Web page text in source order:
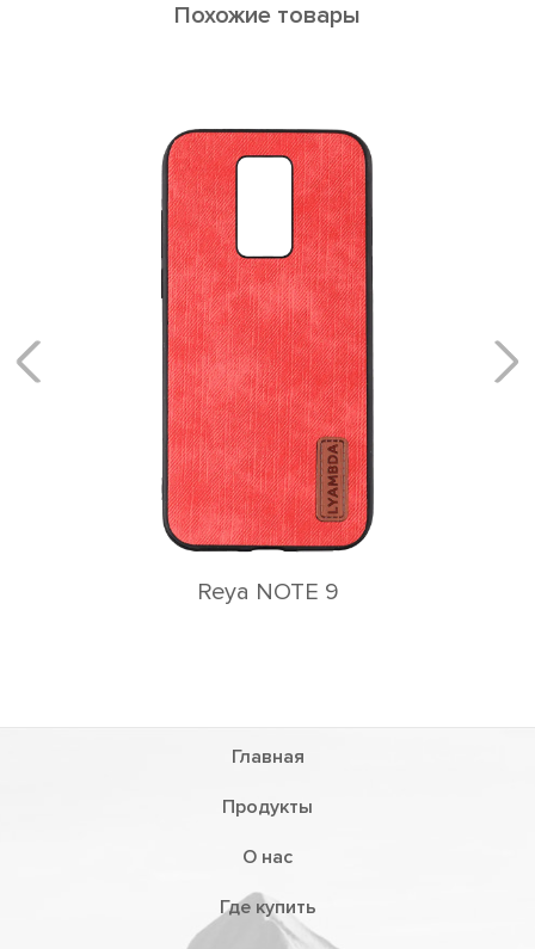
Похожие товары
Titan NOTE 9
Главная
Продукты
О нас
Где купить